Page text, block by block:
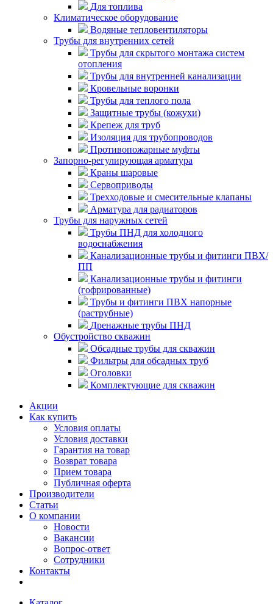
Для топлива
Климатическое оборудование
Водяные тепловентиляторы
Трубы для внутренних сетей
Трубы для скрытого монтажа систем
отопления
Трубы для внутренней канализации
Кровельные воронки
Трубы для теплого пола
Защитные трубы (кожухи)
Крепеж для труб
Изоляция для трубопроводов
Противопожарные муфты
Запорно-регулирующая арматура
Краны шаровые
Сервоприводы
Трехходовые и смесительные клапаны
Арматура для радиаторов
Трубы для наружных сетей
Трубы ПНД для холодного
водоснабжения
Канализационные трубы и фитинги ПВХ/
ПП
Канализационные трубы и фитинги
(гофрированные)
Трубы и фитинги ПВХ напорные
(раструбные)
Дренажные трубы ПНД
Обустройство скважин
Обсадные трубы для скважин
Фильтры для обсадных труб
Оголовки
Комплектующие для скважин
Акции
Как купить
Условия оплаты
Условия доставки
Гарантия на товар
Возврат товара
Прием товара
Публичная оферта
Производители
Статьи
О компании
Новости
Вакансии
Вопрос-ответ
Сотрудники
Контакты